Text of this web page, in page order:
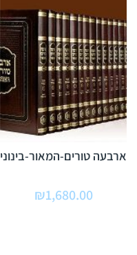
ארבעה טורים-המאור-בינוני
₪1,680.00